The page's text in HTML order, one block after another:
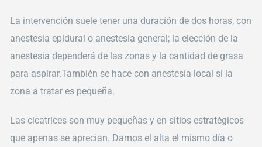
La intervención suele tener una duración de dos horas, con
anestesia epidural o anestesia general; la elección de la
anestesia dependerá de las zonas y la cantidad de grasa
para aspirar.También se hace con anestesia local si la
zona a tratar es pequeña.
Las cicatrices son muy pequeñas y en sitios estratégicos
que apenas se aprecian. Damos el alta el mismo día o